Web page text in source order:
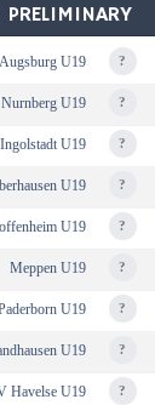
Augsburg U19 ?
Nurnberg U19 ?
Ingolstadt U19 ?
U19 ?
U19 ?
Meppen U19 ?
U19 ?
U19 ?
Havelse U19 ?